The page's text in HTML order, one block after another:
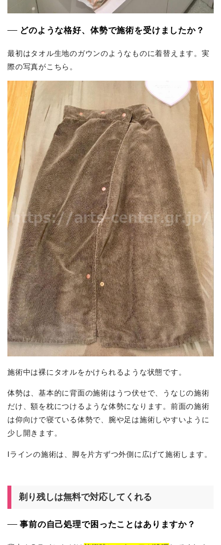
どのような格好、体勢で施術を受けましたか？
最初はタオル生地のガウンのようなものに着替えます。実
際の写真がこちら。
施術中は裸にタオルをかけられるような状態です。
体勢は、基本的に背面の施術はうつ伏せで、うなじの施術
だけ、額を枕につけるような体勢になります。前面の施術
は仰向けで寝ている体勢で、腕や足は施術しやすいように
少し開きます。
Iラインの施術は、脚を片方ずつ外側に広げて施術します。
剃り残しは無料で対応してくれる
事前の自己処理で困ったことはありますか？